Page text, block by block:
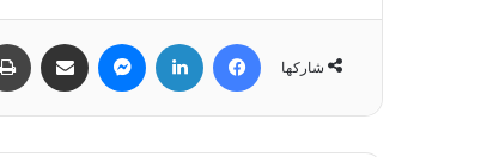
شاركها
فيسبوك لينكدإن ماسنجر مشاركة عبر البريد